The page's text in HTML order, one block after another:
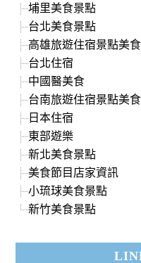
埔里美食景點
台北美食景點
高雄旅遊住宿景點美食
台北住宿
中國醫美食
台南旅遊住宿景點美食
日本住宿
東部遊樂
新北美食景點
美食節目店家資訊
小琉球美食景點
新竹美食景點